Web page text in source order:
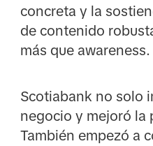
concreta y la
de contenido
más que awareness.
Scotiabank no solo
negocio y mejoró la
También empezó a